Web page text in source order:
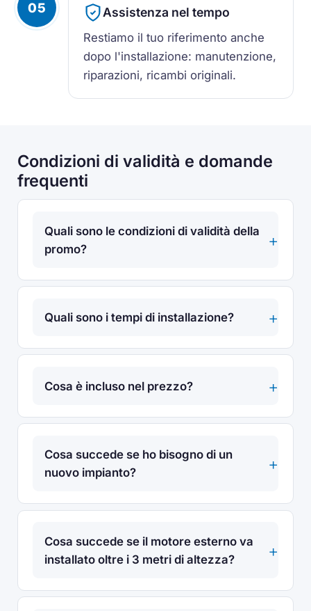
05 Assistenza nel tempo
Restiamo il tuo riferimento anche
dopo l'installazione: manutenzione,
riparazioni, ricambi originali.
Condizioni di validità e domande
frequenti
Quali sono le condizioni di validità della
promo?
Quali sono i tempi di installazione?
Cosa è incluso nel prezzo?
Cosa succede se ho bisogno di un
nuovo impianto?
Cosa succede se il motore esterno va
installato oltre i 3 metri di altezza?